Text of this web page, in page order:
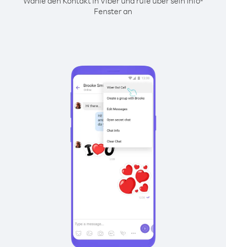
Fenster an